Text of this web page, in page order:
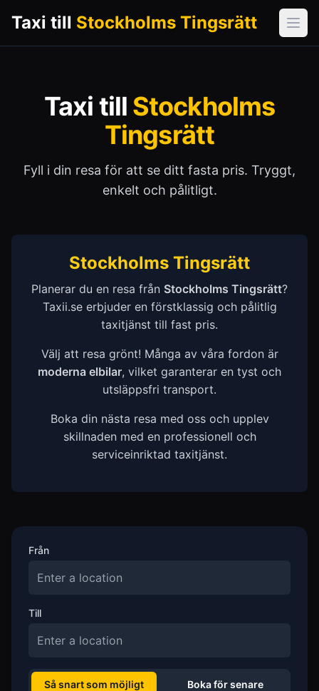
Taxi till Stockholms Tingsrätt
Taxi till Stockholms
Tingsrätt
Fyll i din resa för att se ditt fasta pris. Tryggt,
enkelt och pålitligt.
Stockholms Tingsrätt
Planerar du en resa från Stockholms Tingsrätt?
Taxii.se erbjuder en förstklassig och pålitlig
taxitjänst till fast pris.
Välj att resa grönt! Många av våra fordon är
moderna elbilar, vilket garanterar en tyst och
utsläppsfri transport.
Boka din nästa resa med oss och upplev
skillnaden med en professionell och
serviceinriktad taxitjänst.
Från
Till
Så snart som möjligt Boka för senare